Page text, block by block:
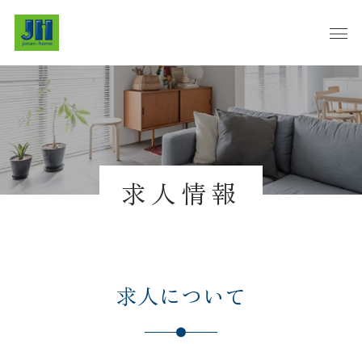
求人情報
求人について